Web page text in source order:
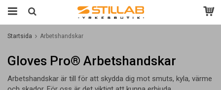
Startsida Arbetshandskar
Gloves Pro® Arbetshandskar
Arbetshandskar är till för att skydda dig mot smuts, kyla, värme